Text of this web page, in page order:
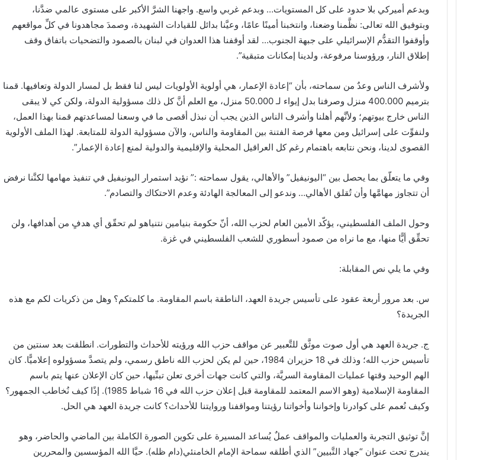
وبدعم أميركي بلا حدود على كل المستويات… وبدعم غربي واسع. واجهنا الشرَّ الأكبر على مستوى عالمي ضدَّنا،
وبتوفيق الله تعالى: نظَّمنا وضعنا، وانتخبنا أمينًا عامًا، وعيَّنا بدائل للقيادات الشهيدة، وصمدَ مجاهدونا في كلِّ مواقعهم
وأوقفوا التقدُّم الإسرائيلي على جبهة الجنوب… لقد أوقفنا هذا العدوان في لبنان بالصمود والتضحيات باتفاق وقف
إطلاق النار، ورؤوسنا مرفوعة، ولدينا إمكانات متبقية”.
ولأشرف الناس وعدٌ من سماحته، بأن “إعادة الإعمار، هي أولوية الأولويات ليس لنا فقط بل لمسار الدولة وتعافيها. قمنا
بترميم 400.000 منزل وصرفنا بدل إيواء لـ 50.000 منزل، مع العلم أنَّ كل ذلك مسؤولية الدولة، ولكن كي لا يبقى
الناس خارج بيوتهم؛ ولأنَّهم أهلنا وأشرف الناس الذين يجب أن نبذل أقصى ما في وسعنا لمساعدتهم قمنا بهذا العمل،
ولنفوِّت على إسرائيل ومن معها فرصة الفتنة بين المقاومة والناس، والآن مسؤولية الدولة للمتابعة. لهذا الملف الأولوية
القصوى لدينا، ونحن نتابعه باهتمام رغم كل العراقيل المحلية والإقليمية والدولية لمنع إعادة الإعمار”.
وفي ما يتعلّق بما يحصل بين “اليونيفيل” والأهالي، يقول سماحته :” نؤيد استمرار اليونيفيل في تنفيذ مهامها لكنَّنا نرفض
أن تتجاوز مهامَّها وأن تُقلق الأهالي… وندعو إلى المعالجة الهادئة وعدم الاحتكاك والتصادم”.
وحول الملف الفلسطيني، يؤكّد الأمين العام لحزب الله، أنّ حكومة بنيامين نتنياهو لم تحقّق أي هدفٍ من أهدافها، ولن
تحقِّق أيًّا منها، مع ما نراه من صمود أسطوري للشعب الفلسطيني في غزة.
وفي ما يلي نص المقابلة:
س‌. بعد مرور أربعة عقود على تأسيس جريدة العهد، الناطقة باسم المقاومة. ما كلمتكم؟ وهل من ذكريات لكم مع هذه
الجريدة؟
ج. جريدة العهد هي أول صوت موثَّق للتَّعبير عن مواقف حزب الله ورؤيته للأحداث والتطورات. انطلقت بعد سنتين من
تأسيس حزب الله؛ وذلك في 18 حزيران 1984، حين لم يكن لحزب الله ناطق رسمي، ولم يتصدَّ مسؤولوه إعلاميًّا. كان
الهم الوحيد وقتها عمليات المقاومة السريَّة، والتي كانت جهات أخرى تعلن تبنِّيها، حين كان الإعلان عنها يتم باسم
المقاومة الإسلامية (وهو الاسم المعتمد للمقاومة قبل إعلان حزب الله في 16 شباط 1985). إذًا كيف نُخاطب الجمهور؟
وكيف نُعمم على كوادرنا وإخواننا وأخواتنا رؤيتنا ومواقفنا وروايتنا للأحداث؟ كانت جريدة العهد هي الحل.
إنَّ توثيق التجربة والعمليات والمواقف عملٌ يُساعد المسيرة على تكوين الصورة الكاملة بين الماضي والحاضر، وهو
يندرج تحت عنوان “جهاد التَّبيين” الذي أطلقه سماحة الإمام الخامنئي(دام ظله). حيَّا الله المؤسسين والمحررين